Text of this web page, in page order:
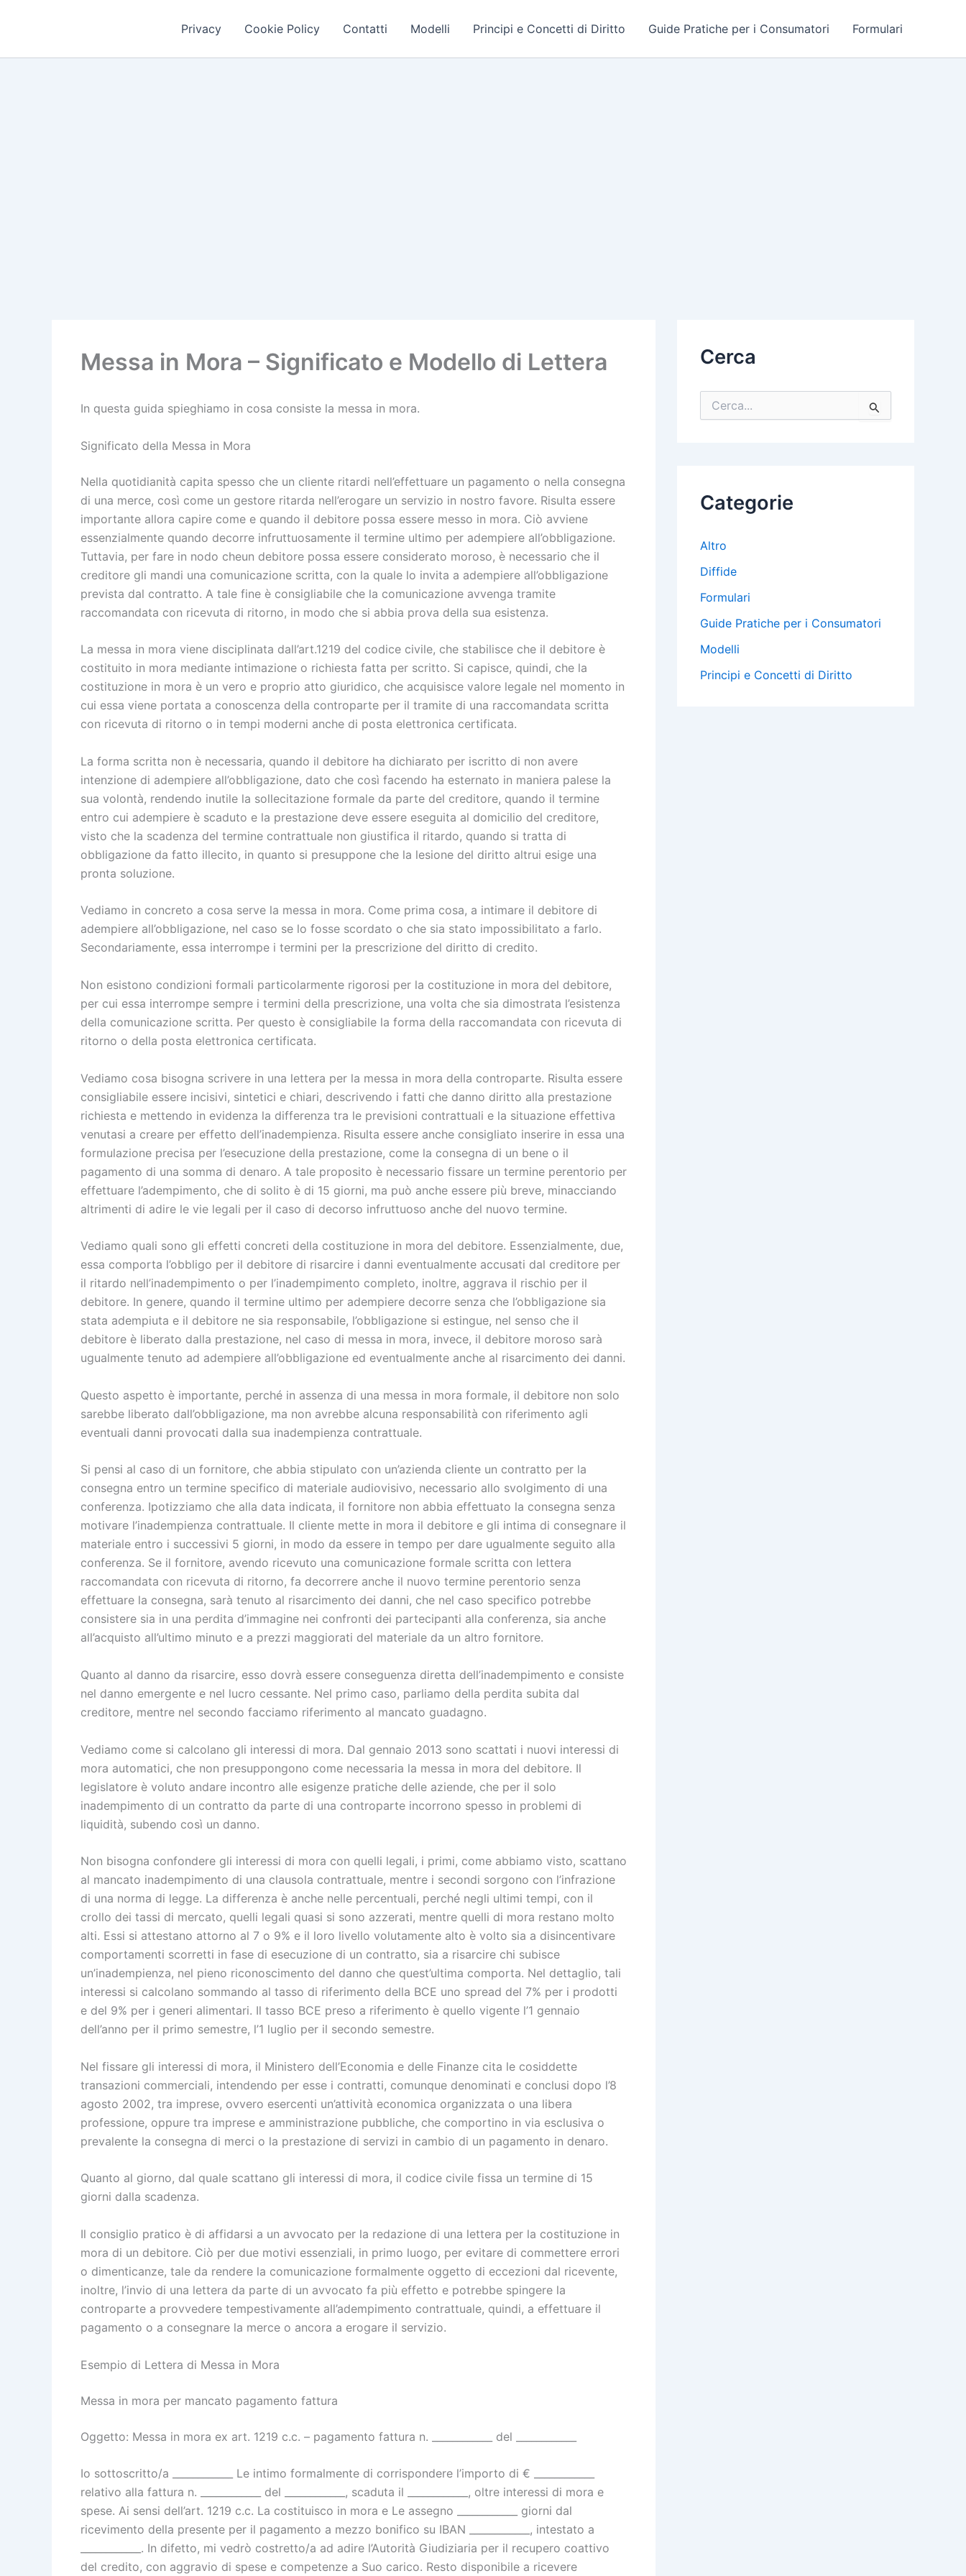
Privacy Cookie Policy Contatti Modelli Principi e Concetti di Diritto Guide Pratiche per i Consumatori Formulari
Messa in Mora – Significato e Modello di Lettera
In questa guida spieghiamo in cosa consiste la messa in mora.
Significato della Messa in Mora
Nella quotidianità capita spesso che un cliente ritardi nell’effettuare un pagamento o nella consegna
di una merce, così come un gestore ritarda nell’erogare un servizio in nostro favore. Risulta essere
importante allora capire come e quando il debitore possa essere messo in mora. Ciò avviene
essenzialmente quando decorre infruttuosamente il termine ultimo per adempiere all’obbligazione.
Tuttavia, per fare in nodo cheun debitore possa essere considerato moroso, è necessario che il
creditore gli mandi una comunicazione scritta, con la quale lo invita a adempiere all’obbligazione
prevista dal contratto. A tale fine è consigliabile che la comunicazione avvenga tramite
raccomandata con ricevuta di ritorno, in modo che si abbia prova della sua esistenza.
La messa in mora viene disciplinata dall’art.1219 del codice civile, che stabilisce che il debitore è
costituito in mora mediante intimazione o richiesta fatta per scritto. Si capisce, quindi, che la
costituzione in mora è un vero e proprio atto giuridico, che acquisisce valore legale nel momento in
cui essa viene portata a conoscenza della controparte per il tramite di una raccomandata scritta
con ricevuta di ritorno o in tempi moderni anche di posta elettronica certificata.
La forma scritta non è necessaria, quando il debitore ha dichiarato per iscritto di non avere
intenzione di adempiere all’obbligazione, dato che così facendo ha esternato in maniera palese la
sua volontà, rendendo inutile la sollecitazione formale da parte del creditore, quando il termine
entro cui adempiere è scaduto e la prestazione deve essere eseguita al domicilio del creditore,
visto che la scadenza del termine contrattuale non giustifica il ritardo, quando si tratta di
obbligazione da fatto illecito, in quanto si presuppone che la lesione del diritto altrui esige una
pronta soluzione.
Vediamo in concreto a cosa serve la messa in mora. Come prima cosa, a intimare il debitore di
adempiere all’obbligazione, nel caso se lo fosse scordato o che sia stato impossibilitato a farlo.
Secondariamente, essa interrompe i termini per la prescrizione del diritto di credito.
Non esistono condizioni formali particolarmente rigorosi per la costituzione in mora del debitore,
per cui essa interrompe sempre i termini della prescrizione, una volta che sia dimostrata l’esistenza
della comunicazione scritta. Per questo è consigliabile la forma della raccomandata con ricevuta di
ritorno o della posta elettronica certificata.
Vediamo cosa bisogna scrivere in una lettera per la messa in mora della controparte. Risulta essere
consigliabile essere incisivi, sintetici e chiari, descrivendo i fatti che danno diritto alla prestazione
richiesta e mettendo in evidenza la differenza tra le previsioni contrattuali e la situazione effettiva
venutasi a creare per effetto dell’inadempienza. Risulta essere anche consigliato inserire in essa una
formulazione precisa per l’esecuzione della prestazione, come la consegna di un bene o il
pagamento di una somma di denaro. A tale proposito è necessario fissare un termine perentorio per
effettuare l’adempimento, che di solito è di 15 giorni, ma può anche essere più breve, minacciando
altrimenti di adire le vie legali per il caso di decorso infruttuoso anche del nuovo termine.
Vediamo quali sono gli effetti concreti della costituzione in mora del debitore. Essenzialmente, due,
essa comporta l’obbligo per il debitore di risarcire i danni eventualmente accusati dal creditore per
il ritardo nell’inadempimento o per l’inadempimento completo, inoltre, aggrava il rischio per il
debitore. In genere, quando il termine ultimo per adempiere decorre senza che l’obbligazione sia
stata adempiuta e il debitore ne sia responsabile, l’obbligazione si estingue, nel senso che il
debitore è liberato dalla prestazione, nel caso di messa in mora, invece, il debitore moroso sarà
ugualmente tenuto ad adempiere all’obbligazione ed eventualmente anche al risarcimento dei danni.
Questo aspetto è importante, perché in assenza di una messa in mora formale, il debitore non solo
sarebbe liberato dall’obbligazione, ma non avrebbe alcuna responsabilità con riferimento agli
eventuali danni provocati dalla sua inadempienza contrattuale.
Si pensi al caso di un fornitore, che abbia stipulato con un’azienda cliente un contratto per la
consegna entro un termine specifico di materiale audiovisivo, necessario allo svolgimento di una
conferenza. Ipotizziamo che alla data indicata, il fornitore non abbia effettuato la consegna senza
motivare l’inadempienza contrattuale. Il cliente mette in mora il debitore e gli intima di consegnare il
materiale entro i successivi 5 giorni, in modo da essere in tempo per dare ugualmente seguito alla
conferenza. Se il fornitore, avendo ricevuto una comunicazione formale scritta con lettera
raccomandata con ricevuta di ritorno, fa decorrere anche il nuovo termine perentorio senza
effettuare la consegna, sarà tenuto al risarcimento dei danni, che nel caso specifico potrebbe
consistere sia in una perdita d’immagine nei confronti dei partecipanti alla conferenza, sia anche
all’acquisto all’ultimo minuto e a prezzi maggiorati del materiale da un altro fornitore.
Quanto al danno da risarcire, esso dovrà essere conseguenza diretta dell’inadempimento e consiste
nel danno emergente e nel lucro cessante. Nel primo caso, parliamo della perdita subita dal
creditore, mentre nel secondo facciamo riferimento al mancato guadagno.
Vediamo come si calcolano gli interessi di mora. Dal gennaio 2013 sono scattati i nuovi interessi di
mora automatici, che non presuppongono come necessaria la messa in mora del debitore. Il
legislatore è voluto andare incontro alle esigenze pratiche delle aziende, che per il solo
inadempimento di un contratto da parte di una controparte incorrono spesso in problemi di
liquidità, subendo così un danno.
Non bisogna confondere gli interessi di mora con quelli legali, i primi, come abbiamo visto, scattano
al mancato inadempimento di una clausola contrattuale, mentre i secondi sorgono con l’infrazione
di una norma di legge. La differenza è anche nelle percentuali, perché negli ultimi tempi, con il
crollo dei tassi di mercato, quelli legali quasi si sono azzerati, mentre quelli di mora restano molto
alti. Essi si attestano attorno al 7 o 9% e il loro livello volutamente alto è volto sia a disincentivare
comportamenti scorretti in fase di esecuzione di un contratto, sia a risarcire chi subisce
un’inadempienza, nel pieno riconoscimento del danno che quest’ultima comporta. Nel dettaglio, tali
interessi si calcolano sommando al tasso di riferimento della BCE uno spread del 7% per i prodotti
e del 9% per i generi alimentari. Il tasso BCE preso a riferimento è quello vigente l’1 gennaio
dell’anno per il primo semestre, l’1 luglio per il secondo semestre.
Nel fissare gli interessi di mora, il Ministero dell’Economia e delle Finanze cita le cosiddette
transazioni commerciali, intendendo per esse i contratti, comunque denominati e conclusi dopo l’8
agosto 2002, tra imprese, ovvero esercenti un’attività economica organizzata o una libera
professione, oppure tra imprese e amministrazione pubbliche, che comportino in via esclusiva o
prevalente la consegna di merci o la prestazione di servizi in cambio di un pagamento in denaro.
Quanto al giorno, dal quale scattano gli interessi di mora, il codice civile fissa un termine di 15
giorni dalla scadenza.
Il consiglio pratico è di affidarsi a un avvocato per la redazione di una lettera per la costituzione in
mora di un debitore. Ciò per due motivi essenziali, in primo luogo, per evitare di commettere errori
o dimenticanze, tale da rendere la comunicazione formalmente oggetto di eccezioni dal ricevente,
inoltre, l’invio di una lettera da parte di un avvocato fa più effetto e potrebbe spingere la
controparte a provvedere tempestivamente all’adempimento contrattuale, quindi, a effettuare il
pagamento o a consegnare la merce o ancora a erogare il servizio.
Esempio di Lettera di Messa in Mora
Messa in mora per mancato pagamento fattura
Oggetto: Messa in mora ex art. 1219 c.c. – pagamento fattura n. ____________ del ____________
Io sottoscritto/a ____________ Le intimo formalmente di corrispondere l’importo di € ____________
relativo alla fattura n. ____________ del ____________, scaduta il ____________, oltre interessi di mora e
spese. Ai sensi dell’art. 1219 c.c. La costituisco in mora e Le assegno ____________ giorni dal
ricevimento della presente per il pagamento a mezzo bonifico su IBAN ____________, intestato a
____________. In difetto, mi vedrò costretto/a ad adire l’Autorità Giudiziaria per il recupero coattivo
del credito, con aggravio di spese e competenze a Suo carico. Resto disponibile a ricevere
Cerca
Categorie
Altro
Diffide
Formulari
Guide Pratiche per i Consumatori
Modelli
Principi e Concetti di Diritto